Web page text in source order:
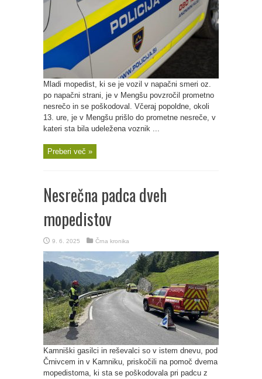
Mladi mopedist, ki se je vozil v napačni smeri oz.
po napačni strani, je v Mengšu povzročil prometno
nesrečo in se poškodoval. Včeraj popoldne, okoli
13. ure, je v Mengšu prišlo do prometne nesreče, v
kateri sta bila udeležena voznik ...
Preberi več »
Nesrečna padca dveh
mopedistov
9. 6. 2025 Črna kronika
Kamniški gasilci in reševalci so v istem dnevu, pod
Črnivcem in v Kamniku, priskočili na pomoč dvema
mopedistoma, ki sta se poškodovala pri padcu z